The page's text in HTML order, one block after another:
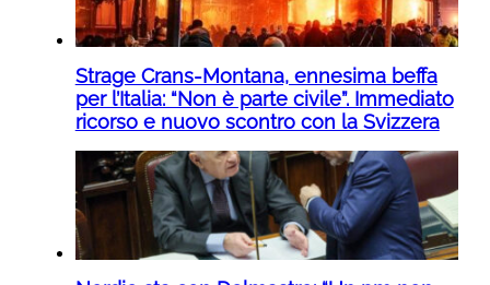
Strage Crans-Montana, ennesima beffa
per l’Italia: “Non è parte civile”. Immediato
ricorso e nuovo scontro con la Svizzera